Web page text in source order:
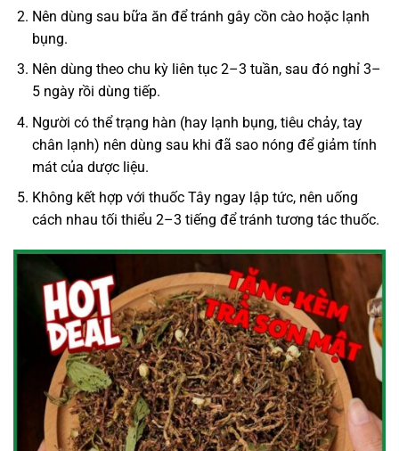
Nên dùng sau bữa ăn để tránh gây cồn cào hoặc lạnh
bụng.
Nên dùng theo chu kỳ liên tục 2–3 tuần, sau đó nghỉ 3–
5 ngày rồi dùng tiếp.
Người có thể trạng hàn (hay lạnh bụng, tiêu chảy, tay
chân lạnh) nên dùng sau khi đã sao nóng để giảm tính
mát của dược liệu.
Không kết hợp với thuốc Tây ngay lập tức, nên uống
cách nhau tối thiểu 2–3 tiếng để tránh tương tác thuốc.